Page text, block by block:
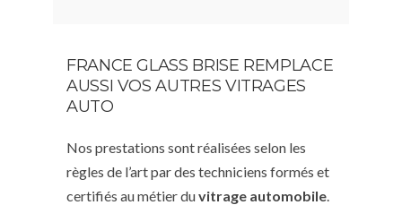
FRANCE GLASS BRISE REMPLACE
AUSSI VOS AUTRES VITRAGES
AUTO
Nos prestations sont réalisées selon les
règles de l’art par des techniciens formés et
certifiés au métier duvitrage automobile